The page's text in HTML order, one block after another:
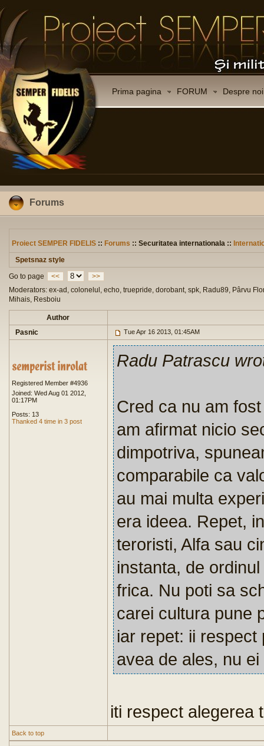
Prima pagina FORUM Despre noi
Forums
Proiect SEMPER FIDELIS :: Forums :: Securitatea internationala ::
Spetsnaz style
Go to page
<<
>>
Moderators: ex-ad, colonelul, echo, truepride, dorobant, spk, Radu89, Pârvu
Mihais, Resboiu
Author
Pasnic
Tue Apr 16 2013, 01:45AM
Registered Member #4936
Joined: Wed Aug 01 2012,
01:17PM
Posts: 13
Thanked 4 time in 3 post
Radu Patrascu
Cred ca nu am
am afirmat nicio
dimpotriva,
comparabile ca
au mai multa
era ideea. Repet,
teroristi, Alfa sau
instanta, de
frica. Nu poti sa
carei cultura pune
iar repet: ii respect
avea de ales, nu
iti respect alegerea
Back to top